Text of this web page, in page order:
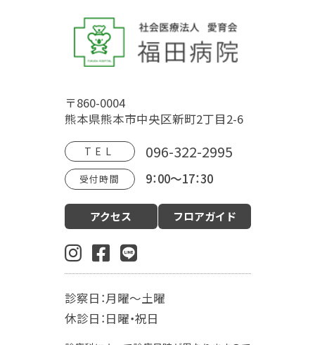
トップページ
病院概要 福田病院の歴史
HOSPITAL MOVIE
診療案内
婦人科・更年期外来
肛門外科
麻酔科
お産の入院について お部屋について
〒860-0004
熊本県熊本市中央区新町2丁目2-6
TEL 096-322-2995
受付時間 9：00～17：30
アクセス フロアガイド
診察日：月曜～土曜
休診日：日曜・祝日